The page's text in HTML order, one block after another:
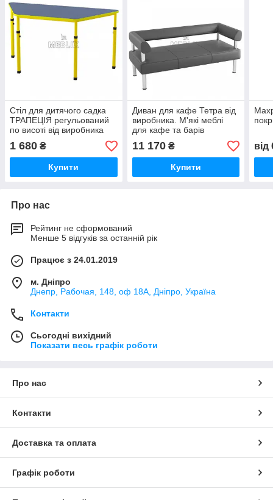
Стіл для дитячого садка
ТРАПЕЦІЯ регульований
по висоті від виробника
1 680 ₴
Купити
Диван для кафе Тетра від
виробника. М'які меблі
для кафе та барів
11 170₴
Купити
від
Про нас
Рейтинг не сформований
Менше 5 відгуків за останній рік
Працює з 24.01.2019
м. Дніпро
Днепр, Рабочая, 148, оф 18А, Дніпро, Україна
Контакти
Сьогодні вихідний
Показати весь графік роботи
Про нас
Контакти
Доставка та оплата
Графік роботи